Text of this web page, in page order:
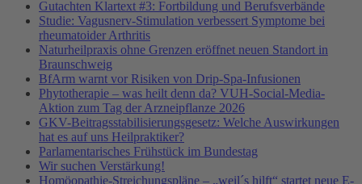
Gutachten Klartext #3: Fortbildung und Berufsverbände
Studie: Vagusnerv-Stimulation verbessert Symptome bei
rheumatoider Arthritis
Naturheilpraxis ohne Grenzen eröffnet neuen Standort in
Braunschweig
BfArm warnt vor Risiken von Drip-Spa-Infusionen
Phytotherapie – was heilt denn da? VUH-Social-Media-
Aktion zum Tag der Arzneipflanze 2026
GKV-Beitragsstabilisierungsgesetz: Welche Auswirkungen
hat es auf uns Heilpraktiker?
Parlamentarisches Frühstück im Bundestag
Wir suchen Verstärkung!
Homöopathie-Streichungspläne – „weil´s hilft“ startet neue E-